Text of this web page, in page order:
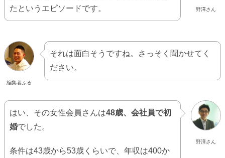
野澤さん
たというエピソードです。
編集者ふる
それは面白そうですね。さっそく聞かせてく
ださい。
野澤さん
はい、その女性会員さんは48歳、会社員で初
婚でした。
条件は43歳から53歳くらいで、年収は400か